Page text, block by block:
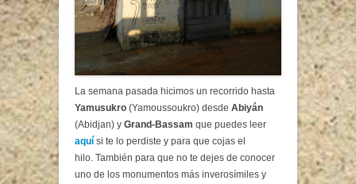
La semana pasada hicimos un recorrido hasta
Yamusukro (Yamoussoukro) desde Abiyán
(Abidjan) y Grand-Bassam que puedes leer
aquí si te lo perdiste y para que cojas el
hilo. También para que no te dejes de conocer
uno de los monumentos más inverosímiles y